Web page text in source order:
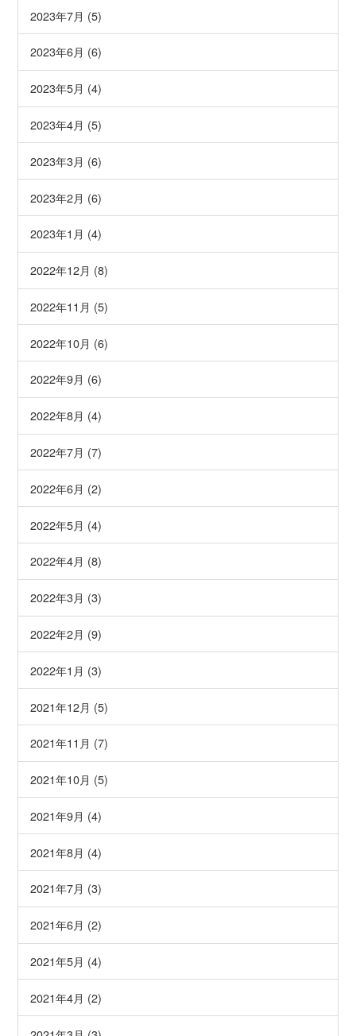
2023年7月 (5)
2023年6月 (6)
2023年5月 (4)
2023年4月 (5)
2023年3月 (6)
2023年2月 (6)
2023年1月 (4)
2022年12月 (8)
2022年11月 (5)
2022年10月 (6)
2022年9月 (6)
2022年8月 (4)
2022年7月 (7)
2022年6月 (2)
2022年5月 (4)
2022年4月 (8)
2022年3月 (3)
2022年2月 (9)
2022年1月 (3)
2021年12月 (5)
2021年11月 (7)
2021年10月 (5)
2021年9月 (4)
2021年8月 (4)
2021年7月 (3)
2021年6月 (2)
2021年5月 (4)
2021年4月 (2)